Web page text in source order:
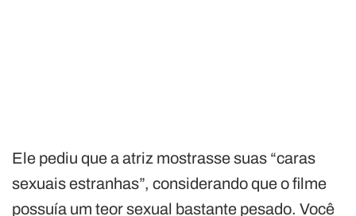
Ele pediu que a atriz mostrasse suas “caras
sexuais estranhas”, considerando que o filme
possuía um teor sexual bastante pesado. Você